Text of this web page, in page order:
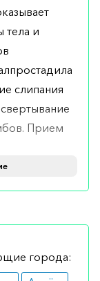
и
слипания
Прием
в
в
города: